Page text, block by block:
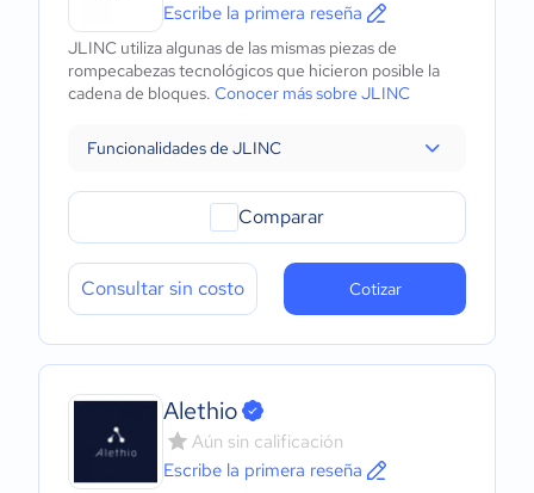
Escribe la primera reseña
JLINC utiliza algunas de las mismas piezas de
rompecabezas tecnológicos que hicieron posible la
cadena de bloques. Conocer más sobre JLINC
Funcionalidades de JLINC
Comparar
Consultar sin costo Cotizar
Alethio
Aún sin calificación
Escribe la primera reseña